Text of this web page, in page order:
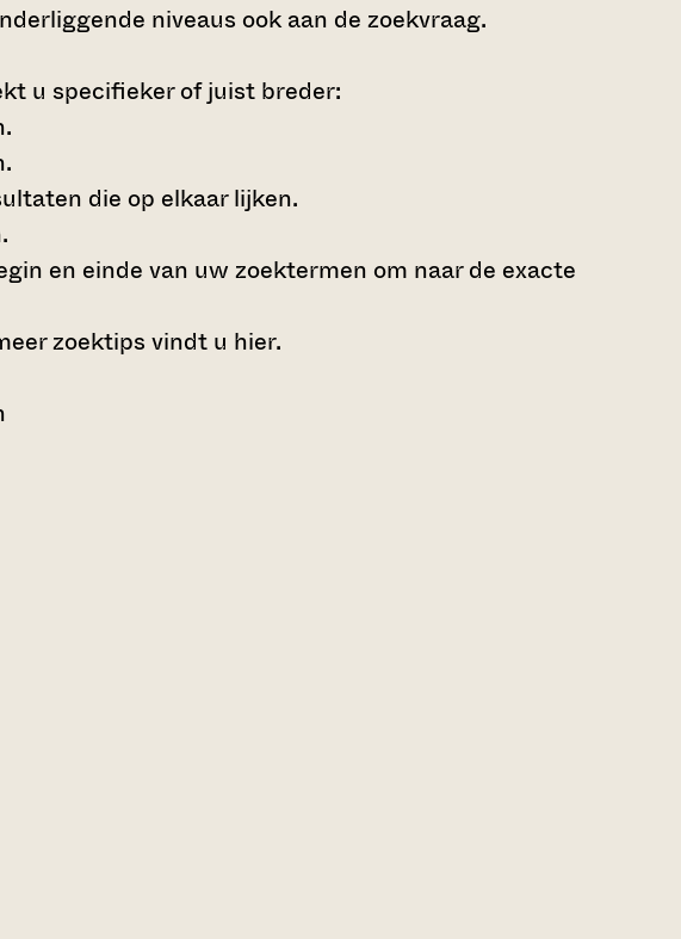
niveaus ook aan de zoekvraag.
u specifieker of juist breder:
die op elkaar lijken.
en einde van uw zoektermen om naar de exacte
zoektips vindt u hier.